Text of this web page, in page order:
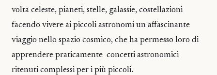
volta celeste, pianeti, stelle, galassie, costellazioni
facendo vivere ai piccoli astronomi un affascinante
viaggio nello spazio cosmico, che ha permesso loro di
apprendere praticamente concetti astronomici
ritenuti complessi per i più piccoli.